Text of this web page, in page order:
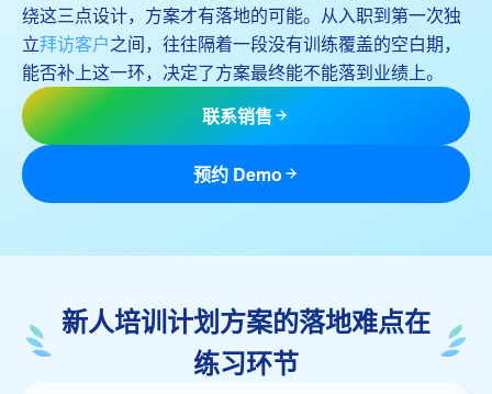
绕这三点设计，方案才有落地的可能。从入职到第一次独
立拜访客户之间，往往隔着一段没有训练覆盖的空白期，
能否补上这一环，决定了方案最终能不能落到业绩上。
联系销售
预约 Demo
新人培训计划方案的落地难点在
练习环节